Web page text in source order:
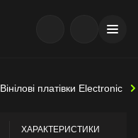
Вінілові платівки Electronic
ХАРАКТЕРИСТИКИ